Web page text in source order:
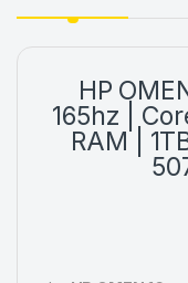
HP
165hz |
RAM |